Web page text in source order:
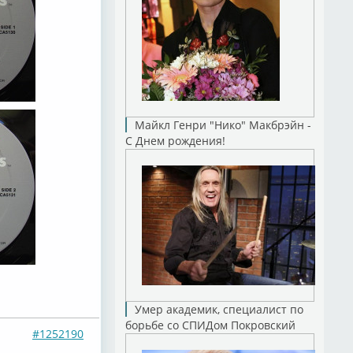
#1252190
Майкл Генри "Нико" Макбрэйн -
С Днем рождения!
Умер академик, специалист по
борьбе со СПИДом Покровский